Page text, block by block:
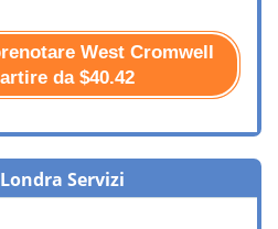
West Cromwell
da $40.42
Servizi